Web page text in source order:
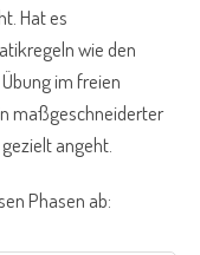
Hat es
wie den
im freien
maßgeschneiderter
angeht.
Phasen ab: